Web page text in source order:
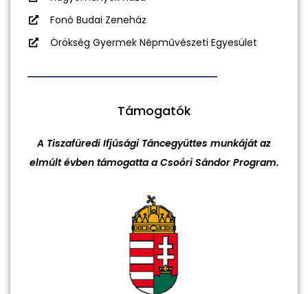
Fonó Budai Zeneház
Örökség Gyermek Népművészeti Egyesület
Támogatók
A Tiszafüredi Ifjúsági Táncegyüttes munkáját az
elmúlt évben támogatta a Csoóri Sándor Program.